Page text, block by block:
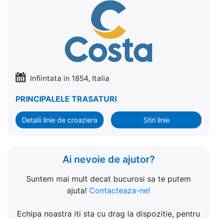
Infiintata in 1854, Italia
PRINCIPALELE TRASATURI
Detalii linie de croaziera Stiri linie
Ai nevoie de ajutor?
Suntem mai mult decat bucurosi sa te putem
ajuta! Contacteaza-ne!
Echipa noastra iti sta cu drag la dispozitie, pentru